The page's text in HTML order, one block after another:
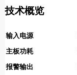
技术概览
输入电源
主板功耗
报警输出